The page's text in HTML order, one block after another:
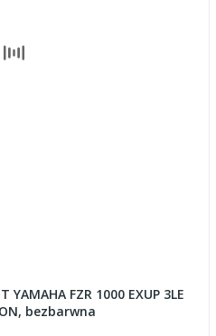
FZR 1000 EXUP 3LE
bezbarwna